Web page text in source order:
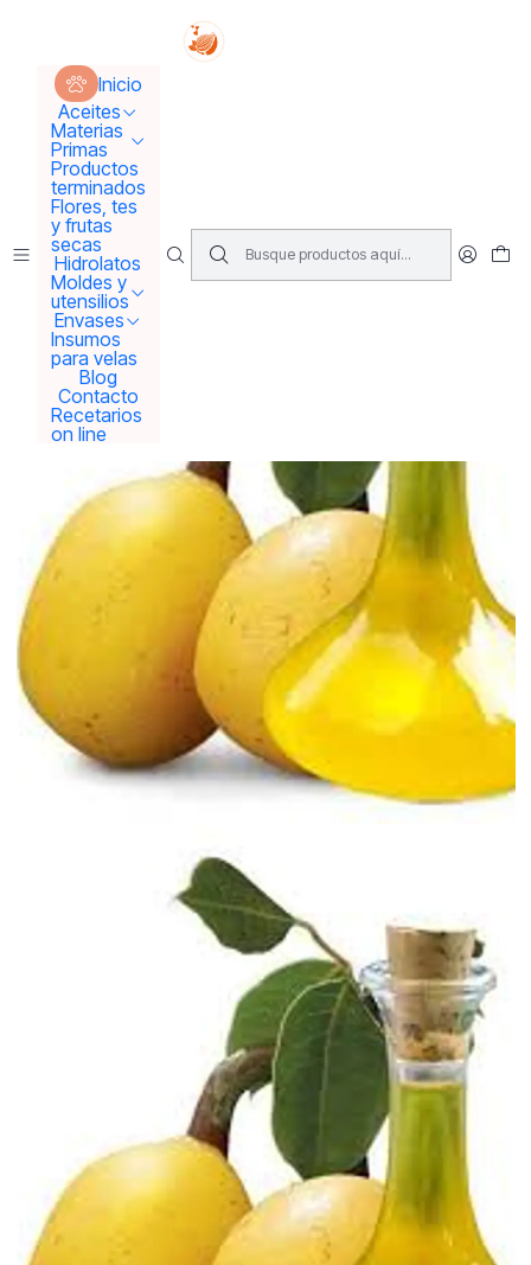
Inicio
Aceites
Materias
Primas
Productos
terminados
Flores, tes
y frutas
secas
Hidrolatos
Moldes y
utensilios
Envases
Insumos
para velas
Blog
Contacto
Recetarios
on line
Tus sueños se concretan aquí !!!
Aceite de Marula Eco Elixir de la juventud